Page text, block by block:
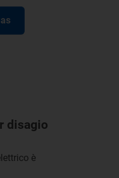
disagio
è